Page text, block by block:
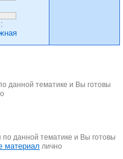
:
данной тематике и Вы готовы
данной тематике и Вы готовы
материал лично